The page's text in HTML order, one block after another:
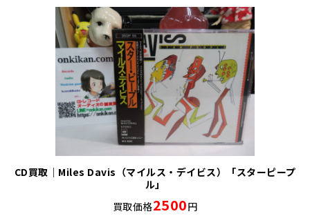
CD買取｜Miles Davis（マイルス・デイビス）「スターピープ
ル」
買取価格2500円